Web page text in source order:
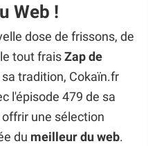
Web !
dose de frissons, de
tout frais Zap de
sa tradition, Cokaïn.fr
l'épisode 479 de sa
une sélection
du meilleur du web.